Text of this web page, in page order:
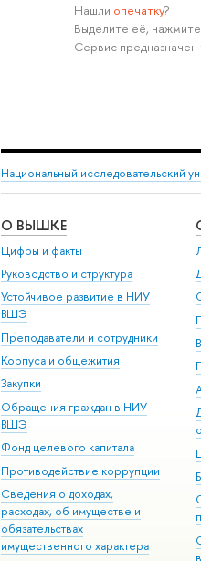
Нашли опечатку?
Выделите её,
Сервис
Национальный исследовательский
О ВЫШКЕ
Цифры и факты
Руководство и структура
Устойчивое развитие в НИУ
ВШЭ
Преподаватели и сотрудники
Корпуса и общежития
Закупки
Обращения граждан в НИУ
ВШЭ
Фонд целевого капитала
Противодействие коррупции
Сведения о доходах,
расходах, об имуществе и
обязательствах
имущественного характера